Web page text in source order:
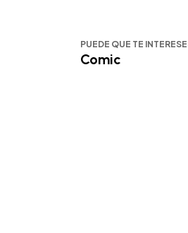
PUEDE QUE TE
Comic